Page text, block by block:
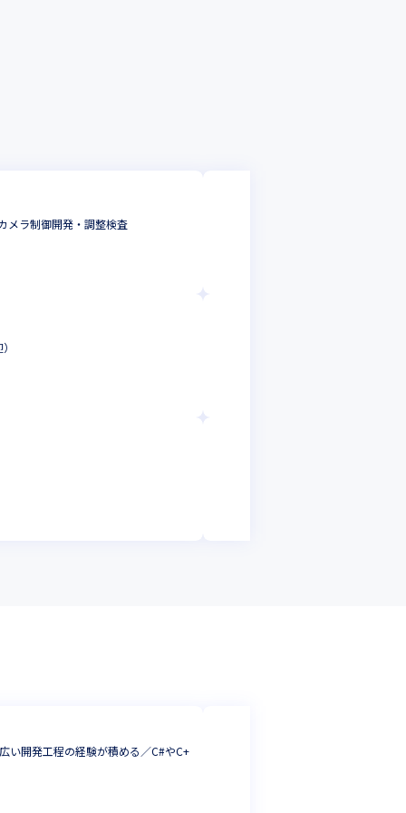
メラ制御開発・調整検査
い開発工程の経験が積める／C#やC+